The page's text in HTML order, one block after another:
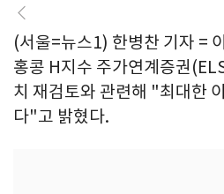
(서울=뉴스1) 한병찬 기자 =
홍콩 H지수 주가연계증권
치 재검토와 관련해 "최대한
다"고 밝혔다.